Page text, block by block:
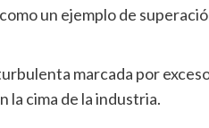
un ejemplo de
marcada por
la cima de la industria.